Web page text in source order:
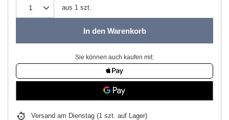
aus 1 szt.
In den Warenkorb
Sie können auch kaufen mit:
Versand am Dienstag (1 szt. auf Lager)